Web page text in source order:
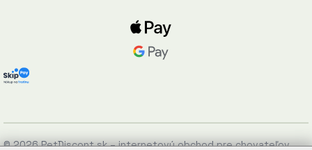
© 2026 PetDiscont.sk – internetový obchod pre chovateľov.